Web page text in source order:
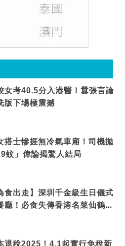
女考40.5分入港醫！囂張言論
版下場極震撼
搭士慘捱無冷氣車廂！司機拋
蚊」偉論揭驚人結局
食出走】深圳千金級生日儀式
廳！必食失傳香港名菜仙鶴神
退稅2025！4.1起實行免稅新